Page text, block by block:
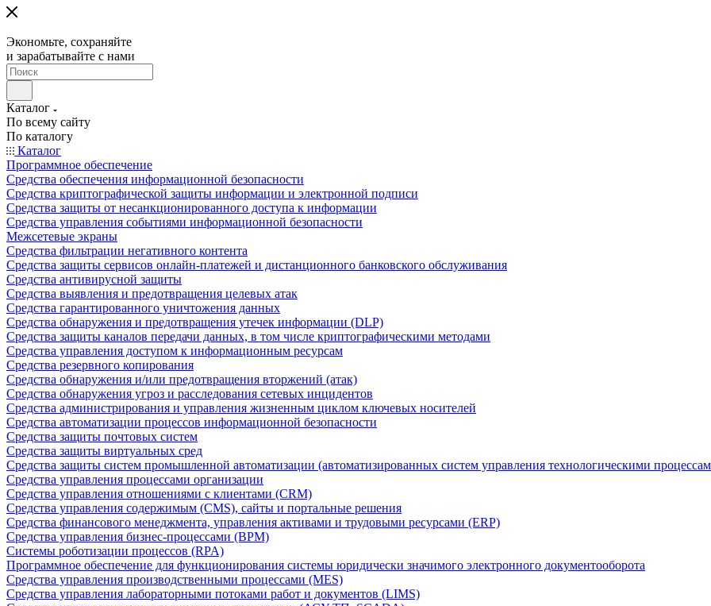
Экономьте, сохраняйте
и зарабатывайте с нами
Каталог
По всему сайту
По каталогу
Каталог
Программное обеспечение
Средства обеспечения информационной безопасности
Средства криптографической защиты информации и электронной подписи
Средства защиты от несанкционированного доступа к информации
Средства управления событиями информационной безопасности
Межсетевые экраны
Средства фильтрации негативного контента
Средства защиты сервисов онлайн-платежей и дистанционного банковского обслуживания
Средства антивирусной защиты
Средства выявления и предотвращения целевых атак
Средства гарантированного уничтожения данных
Средства обнаружения и предотвращения утечек информации (DLP)
Средства защиты каналов передачи данных, в том числе криптографическими методами
Средства управления доступом к информационным ресурсам
Средства резервного копирования
Средства обнаружения и/или предотвращения вторжений (атак)
Средства обнаружения угроз и расследования сетевых инцидентов
Средства администрирования и управления жизненным циклом ключевых носителей
Средства автоматизации процессов информационной безопасности
Средства защиты почтовых систем
Средства защиты виртуальных сред
Средства защиты систем промышленной автоматизации (автоматизированных систем управления технологическими
Средства управления процессами организации
Средства управления отношениями с клиентами (CRM)
Средства управления содержимым (CMS), сайты и портальные решения
Средства финансового менеджмента, управления активами и трудовыми ресурсами (ERP)
Средства управления бизнес-процессами (BPM)
Системы роботизации процессов (RPA)
Программное обеспечение для функционирования системы юридически значимого электронного документооборота
Средства управления производственными процессами (MES)
Средства управления лабораторными потоками работ и документов (LIMS)